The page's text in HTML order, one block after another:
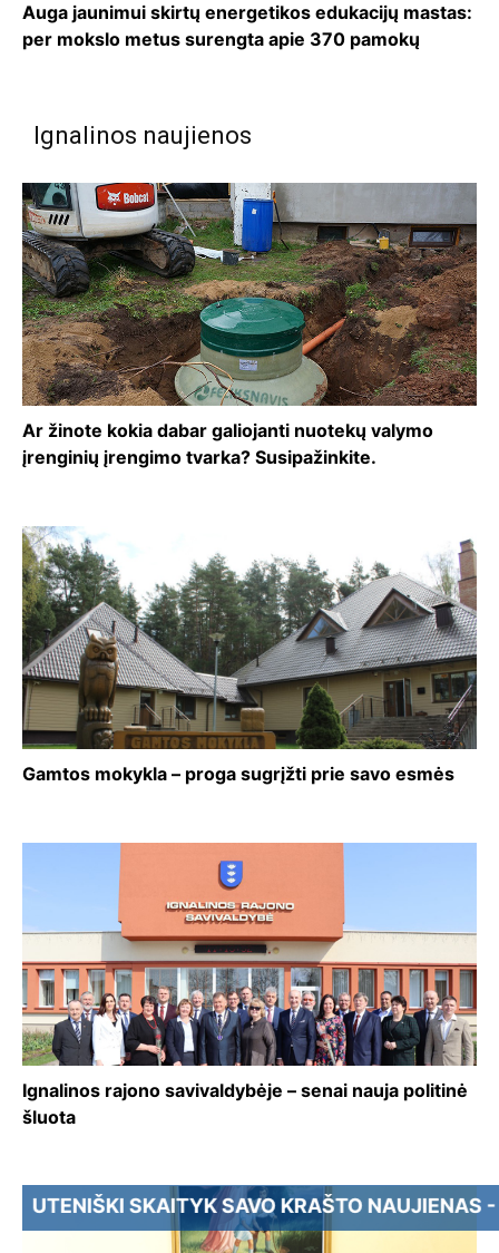
Auga jaunimui skirtų energetikos edukacijų mastas:
per mokslo metus surengta apie 370 pamokų
Ignalinos naujienos
Ar žinote kokia dabar galiojanti nuotekų valymo
įrenginių įrengimo tvarka? Susipažinkite.
Gamtos mokykla – proga sugrįžti prie savo esmės
Ignalinos rajono savivaldybėje – senai nauja politinė
šluota
SKAITYK SAVO KRAŠTO NAUJIENAS -